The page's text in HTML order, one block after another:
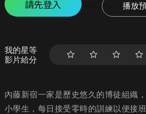
請先登入 播放
我的星等
影片給分
內藤新宿一家是歷史悠久的博徒組織
小學生，每日接受零時的訓練以便接